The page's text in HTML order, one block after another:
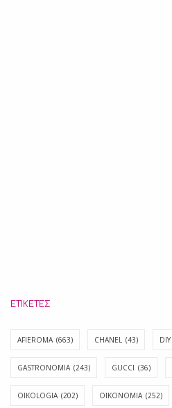
ΕΤΙΚΈΤΕΣ
AFIEROMA (663) CHANEL (43) DIY
GASTRONOMIA (243) GUCCI (36)
OIKOLOGIA (202) OIKONOMIA (252)